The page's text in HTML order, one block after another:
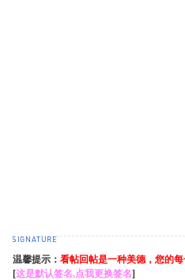
温馨提示： 看帖回帖是一种美德，您的
[这是默认签名,点我更换签名]